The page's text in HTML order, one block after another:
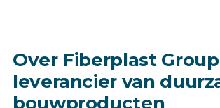
Over Fiberplast
leverancier van
bouwproducten